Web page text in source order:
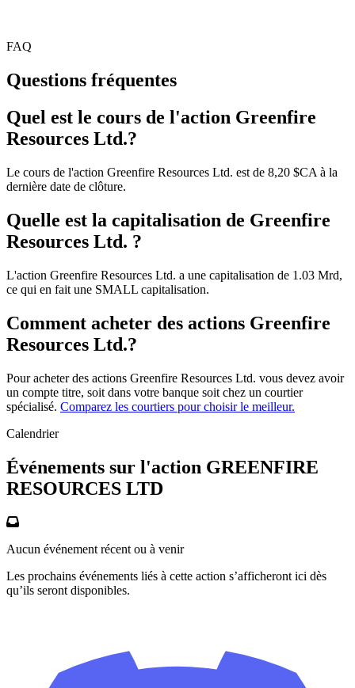
FAQ
Questions fréquentes
Quel est le cours de l'action Greenfire
Resources Ltd.?
Le cours de l'action Greenfire Resources Ltd. est de 8,20 $CA à la
dernière date de clôture.
Quelle est la capitalisation de Greenfire
Resources Ltd. ?
L'action Greenfire Resources Ltd. a une capitalisation de 1.03 Mrd,
ce qui en fait une SMALL capitalisation.
Comment acheter des actions Greenfire
Resources Ltd.?
Pour acheter des actions Greenfire Resources Ltd. vous devez avoir
un compte titre, soit dans votre banque soit chez un courtier
spécialisé. Comparez les courtiers pour choisir le meilleur.
Calendrier
Événements sur l'action GREENFIRE
RESOURCES LTD
Aucun événement récent ou à venir
Les prochains événements liés à cette action s’afficheront ici dès
qu’ils seront disponibles.